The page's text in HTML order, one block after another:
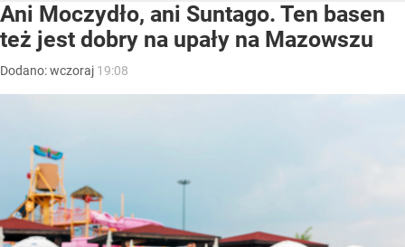
Ani Moczydło, ani Suntago. Ten basen
też jest dobry na upały na Mazowszu
Dodano:wczoraj 19:08